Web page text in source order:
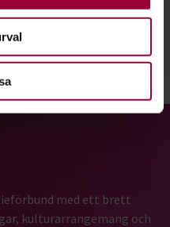
Cirkeln
LinkedIn
med ett brett
kulturarrangemang och